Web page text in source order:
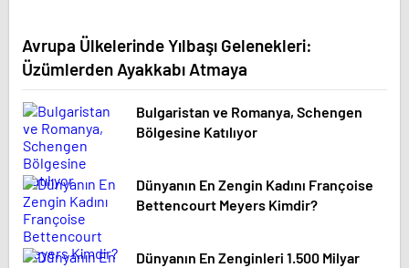
Avrupa Ülkelerinde Yılbaşı Gelenekleri:
Üzümlerden Ayakkabı Atmaya
Bulgaristan ve Romanya, Schengen
Bölgesine Katılıyor
Dünyanın En Zengin Kadını Françoise
Bettencourt Meyers Kimdir?
Dünyanın En Zenginleri 1.500 Milyar